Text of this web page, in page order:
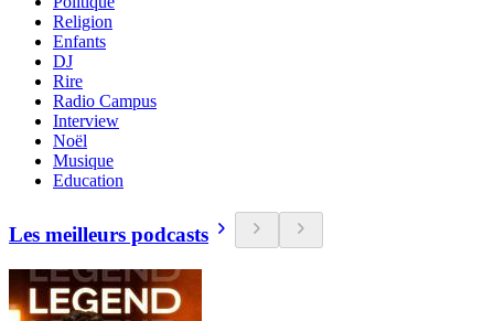
Religion
Enfants
DJ
Rire
Radio Campus
Interview
Noël
Musique
Education
Les meilleurs podcasts